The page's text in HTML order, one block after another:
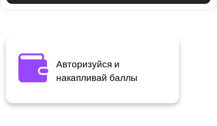
Авторизуйся и
накапливай баллы